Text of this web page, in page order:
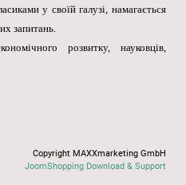
у своїй галузі, намагається
запитань.
розвитку, науковців,
Copyright MAXXmarketing GmbH
JoomShopping Download & Support